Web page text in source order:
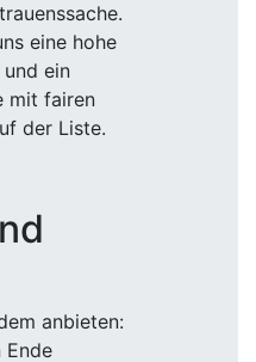
eine hohe
ein
mit fairen
der Liste.
anbieten:
Ende